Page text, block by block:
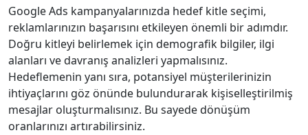
Google Ads kampanyalarınızda hedef kitle seçimi,
reklamlarınızın başarısını etkileyen önemli bir adımdır.
Doğru kitleyi belirlemek için demografik bilgiler, ilgi
alanları ve davranış analizleri yapmalısınız.
Hedeflemenin yanı sıra, potansiyel müşterilerinizin
ihtiyaçlarını göz önünde bulundurarak kişiselleştirilmiş
mesajlar oluşturmalısınız. Bu sayede dönüşüm
oranlarınızı artırabilirsiniz.